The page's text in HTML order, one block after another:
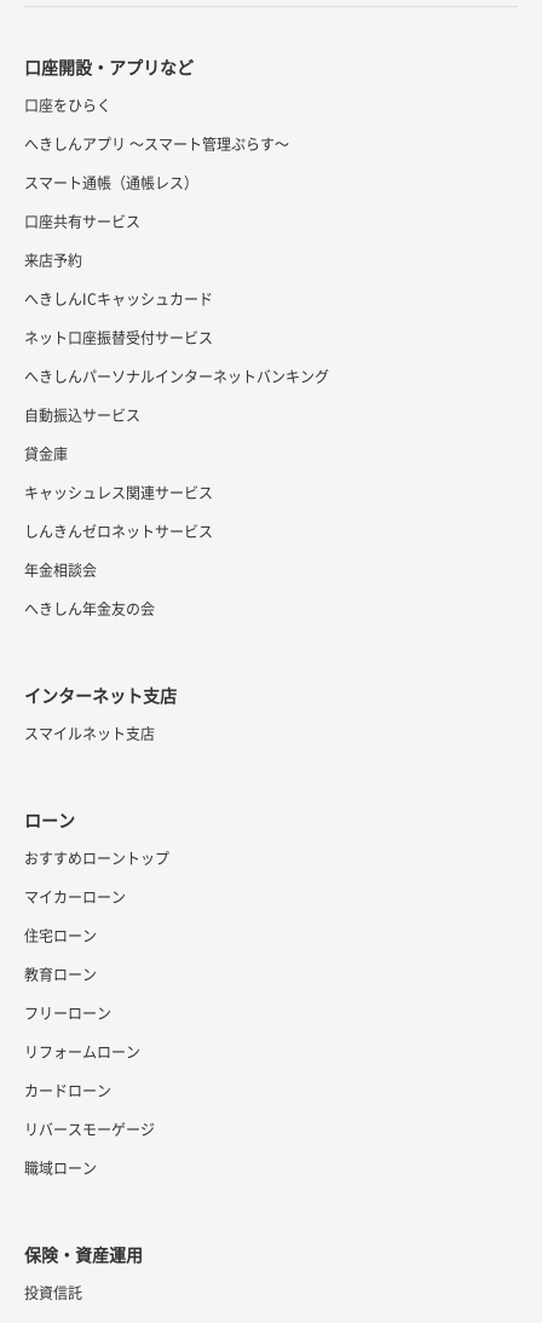
口座開設・アプリなど
口座をひらく
へきしんアプリ ～スマート管理ぷらす～
スマート通帳（通帳レス）
口座共有サービス
来店予約
へきしんICキャッシュカード
ネット口座振替受付サービス
へきしんパーソナルインターネットバンキング
自動振込サービス
貸金庫
キャッシュレス関連サービス
しんきんゼロネットサービス
年金相談会
へきしん年金友の会
インターネット支店
スマイルネット支店
ローン
おすすめローントップ
マイカーローン
住宅ローン
教育ローン
フリーローン
リフォームローン
カードローン
リバースモーゲージ
職域ローン
保険・資産運用
投資信託